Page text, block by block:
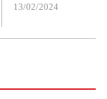
13/02/2024